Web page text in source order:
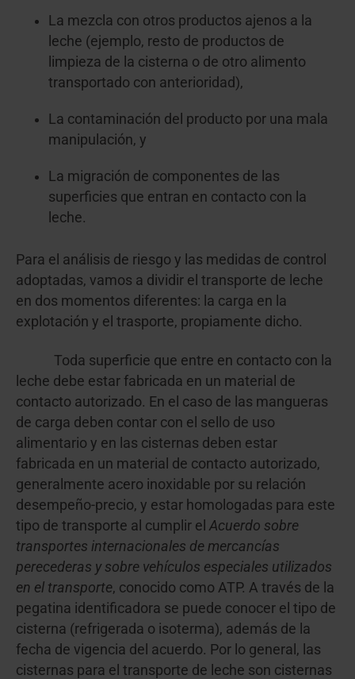
La mezcla con otros productos ajenos a la
leche (ejemplo, resto de productos de
limpieza de la cisterna o de otro alimento
transportado con anterioridad),
La contaminación del producto por una mala
manipulación, y
La migración de componentes de las
superficies que entran en contacto con la
leche.
Para el análisis de riesgo y las medidas de control
adoptadas, vamos a dividir el transporte de leche
en dos momentos diferentes: la carga en la
explotación y el trasporte, propiamente dicho.
Toda superficie que entre en contacto con la
leche debe estar fabricada en un material de
contacto autorizado. En el caso de las mangueras
de carga deben contar con el sello de uso
alimentario y en las cisternas deben estar
fabricada en un material de contacto autorizado,
generalmente acero inoxidable por su relación
desempeño-precio, y estar homologadas para este
tipo de transporte al cumplir el Acuerdo sobre
transportes internacionales de mercancías
perecederas y sobre vehículos especiales utilizados
en el transporte, conocido como ATP. A través de la
pegatina identificadora se puede conocer el tipo de
cisterna (refrigerada o isoterma), además de la
fecha de vigencia del acuerdo. Por lo general, las
cisternas para el transporte de leche son cisternas